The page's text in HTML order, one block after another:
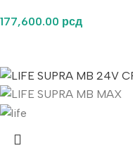
177,600.00 рсд